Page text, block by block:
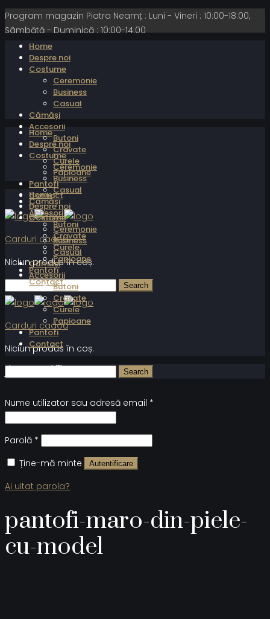
Program magazin Piatra Neamț : Luni - Vineri : 10:00-18:00,
Sâmbătă - Duminică : 10:00-14:00
Home
Despre noi
Costume
Ceremonie
Business
Casual
Cămăși
Accesorii
Butoni
Cravate
Curele
Papioane
Pantofi
Contact
Carduri cadou
Niciun produs în coș.
Home
Despre noi
Costume
Ceremonie
Business
Casual
Cămăși
Accesorii
Butoni
Cravate
Curele
Papioane
Pantofi
Contact
Carduri cadou
Niciun produs în coș.
Home
Despre noi
Costume
Ceremonie
Business
Casual
Cămăși
Accesorii
Butoni
Cravate
Curele
Papioane
Pantofi
Contact
Autentificare
Nume utilizator sau adresă email *
Parolă *
Ține-mă minte
Autentificare
Ai uitat parola?
pantofi-maro-din-piele-
cu-model